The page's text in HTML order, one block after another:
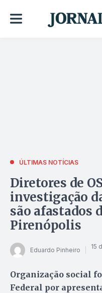
ÚLTIMAS NOTÍCIAS
Diretores de
investigação
são afastados
Pirenópolis
Eduardo Pinheiro 15
Organização social
Federal por